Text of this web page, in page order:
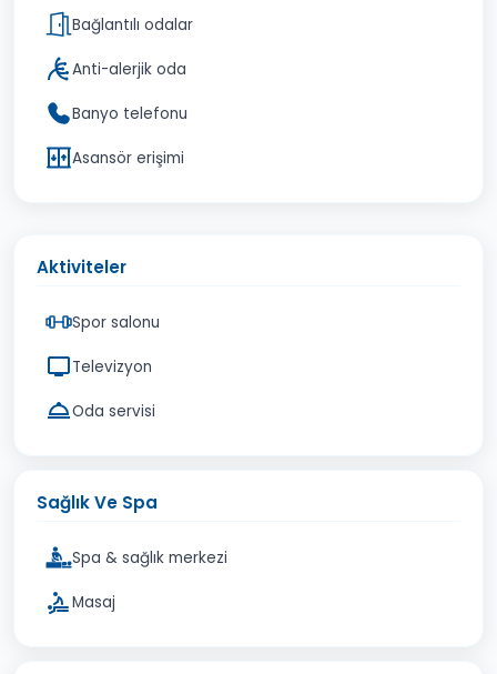
Bağlantılı odalar
Anti-alerjik oda
Banyo telefonu
Asansör erişimi
Aktiviteler
Spor salonu
Televizyon
Oda servisi
Sağlık Ve Spa
Spa & sağlık merkezi
Masaj